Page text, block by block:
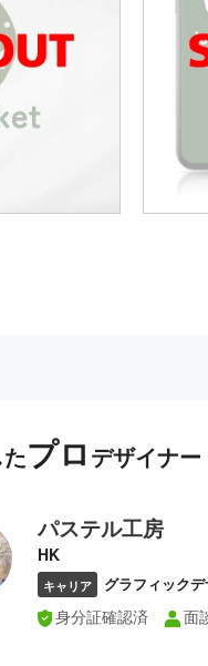
プロ デザイナー
パステル工房
HK
キャリア グラフィック
身分証確認済 面